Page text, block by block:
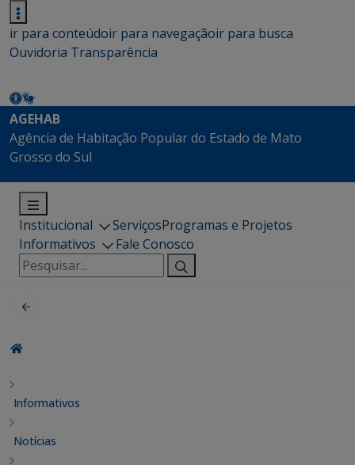
ir para conteúdoir para navegaçãoir para busca
Ouvidoria Transparência
AGEHAB
Agência de Habitação Popular do Estado de Mato
Grosso do Sul
Institucional ServiçosProgramas e Projetos
Informativos
Fale Conosco
Pesquisar
por:
Informativos
Notícias